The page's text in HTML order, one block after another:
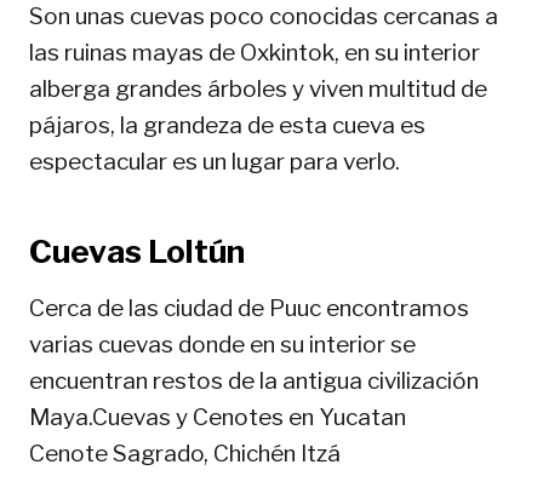
Son unas cuevas poco conocidas cercanas a
las ruinas mayas de Oxkintok, en su interior
alberga grandes árboles y viven multitud de
pájaros, la grandeza de esta cueva es
espectacular es un lugar para verlo.
Cuevas Loltún
Cerca de las ciudad de Puuc encontramos
varias cuevas donde en su interior se
encuentran restos de la antigua civilización
Maya.Cuevas y Cenotes en Yucatan
Cenote Sagrado, Chichén Itzá